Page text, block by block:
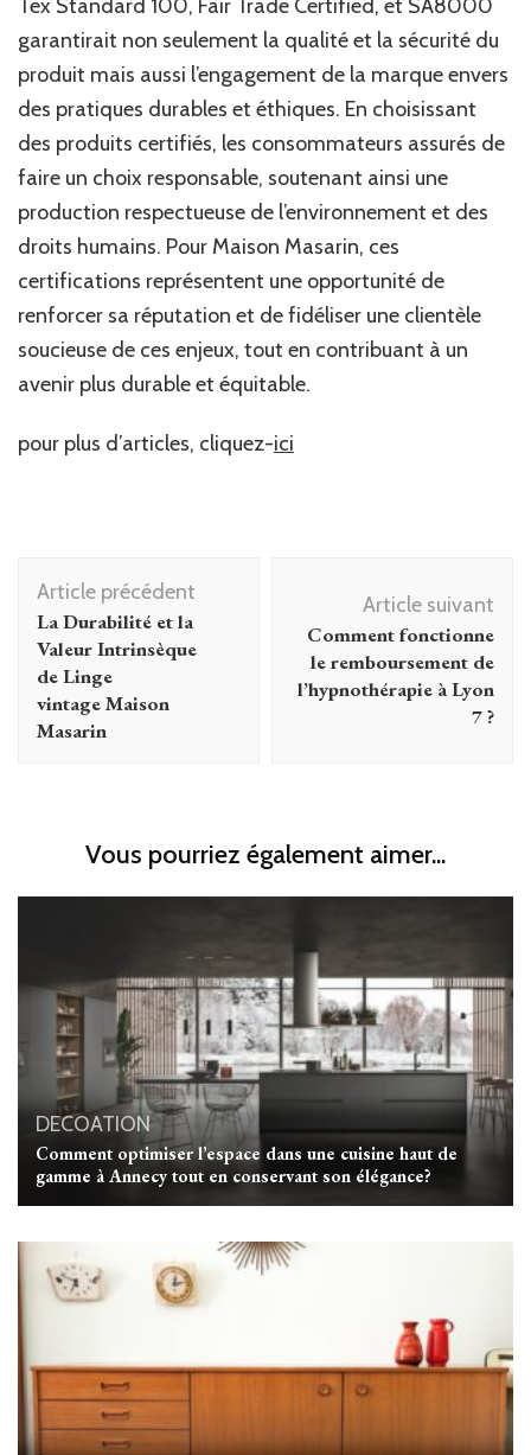
Tex Standard 100, Fair Trade Certified, et SA8000
garantirait non seulement la qualité et la sécurité du
produit mais aussi l’engagement de la marque envers
des pratiques durables et éthiques. En choisissant
des produits certifiés, les consommateurs assurés de
faire un choix responsable, soutenant ainsi une
production respectueuse de l’environnement et des
droits humains. Pour Maison Masarin, ces
certifications représentent une opportunité de
renforcer sa réputation et de fidéliser une clientèle
soucieuse de ces enjeux, tout en contribuant à un
avenir plus durable et équitable.
pour plus d’articles, cliquez-ici
Navigation
d'article
Article précédent
La Durabilité et la
Valeur Intrinsèque
de Linge
vintage Maison
Masarin
Article suivant
Comment fonctionne
le remboursement de
l’hypnothérapie à Lyon
7 ?
Vous pourriez également aimer...
DECOATION
Comment optimiser l’espace dans une cuisine haut de
gamme à Annecy tout en conservant son élégance?